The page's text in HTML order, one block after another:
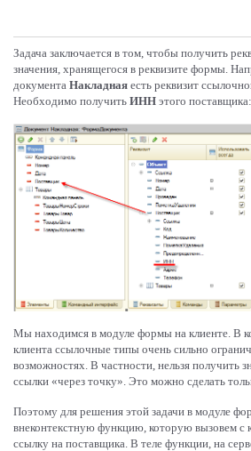
Задача заключается в том, чтобы получить
значения, хранящегося в реквизите формы.
документа Накладная есть реквизит
Необходимо получить ИНН этого поставщика:
Мы находимся в модуле формы на клиенте. В
клиента ссылочные типы очень сильно
возможностях. В частности, нельзя получить
ссылки «через точку». Это можно сделать
Поэтому для решения этой задачи в модуле
внеконтекстную функцию, которую вызовем с
ссылку на поставщика. В теле функции, на